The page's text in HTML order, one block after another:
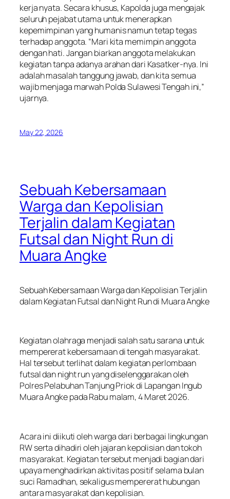
kerja nyata. Secara khusus, Kapolda juga mengajak
seluruh pejabat utama untuk menerapkan
kepemimpinan yang humanis namun tetap tegas
terhadap anggota. “Mari kita memimpin anggota
dengan hati. Jangan biarkan anggota melakukan
kegiatan tanpa adanya arahan dari Kasatker-nya. Ini
adalah masalah tanggung jawab, dan kita semua
wajib menjaga marwah Polda Sulawesi Tengah ini,”
ujarnya.
May 22, 2026
Sebuah Kebersamaan
Warga dan Kepolisian
Terjalin dalam Kegiatan
Futsal dan Night Run di
Muara Angke
Sebuah Kebersamaan Warga dan Kepolisian Terjalin
dalam Kegiatan Futsal dan Night Run di Muara Angke
Kegiatan olahraga menjadi salah satu sarana untuk
mempererat kebersamaan di tengah masyarakat.
Hal tersebut terlihat dalam kegiatan perlombaan
futsal dan night run yang diselenggarakan oleh
Polres Pelabuhan Tanjung Priok di Lapangan Ingub
Muara Angke pada Rabu malam, 4 Maret 2026.
Acara ini diikuti oleh warga dari berbagai lingkungan
RW serta dihadiri oleh jajaran kepolisian dan tokoh
masyarakat. Kegiatan tersebut menjadi bagian dari
upaya menghadirkan aktivitas positif selama bulan
suci Ramadhan, sekaligus mempererat hubungan
antara masyarakat dan kepolisian.